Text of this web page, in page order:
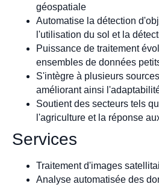
géospatiale
Automatise la détection
l'utilisation du sol et la
Puissance de traitement
ensembles de données
S'intègre à plusieurs
améliorant ainsi
Soutient des secteurs tels
l'agriculture et la réponse
Services
Traitement d'images
Analyse automatisée des